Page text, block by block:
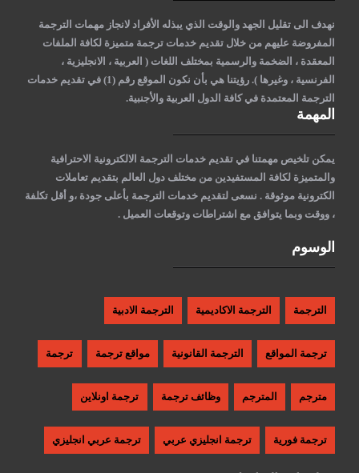
نهدف الى تقليل الجهد والوقت الذي يبذله الأفراد لانجاز مهمات الترجمة
المفروضة عليهم من خلال تقديم خدمات ترجمة متميزة لكافة الملفات
المعقدة ، الضخمة والرسمية بمختلف اللغات ( العربية ، الانجليزية ،
الفرنسية ، وغيرها )
. رؤيتنا هي بأن نكون الموقع رقم (1) في تقديم خدمات
الترجمة المعتمدة في كافة الدول العربية والأجنبية.
المهمة
يمكن تلخيص مهمتنا في تقديم خدمات الترجمة الالكترونية الاحترافية
والمتميزة لكافة المستفيدين من مختلف دول العالم بتقديم تعاملات
الكترونية موثوقة . نسعى لتقديم خدمات الترجمة بأعلى جودة ،و أقل تكلفة
، ووقت وبما يتوافق مع اشتراطات وتوقعات العميل .
الوسوم
الترجمة الترجمة الاكاديمية الترجمة الادبية
ترجمة المواقع الترجمة القانونية مواقع ترجمة ترجمة
مترجم المترجم وظائف ترجمة ترجمة اونلاين
ترجمة فورية ترجمة انجليزي عربي ترجمة عربي انجليزي